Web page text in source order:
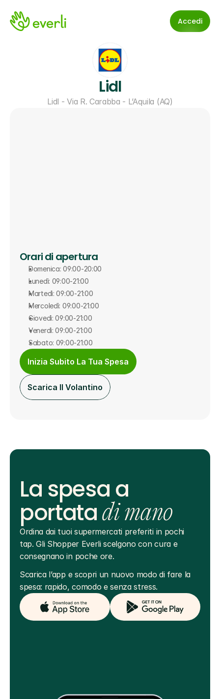
Accedi
Lidl
Lidl - Via R. Carabba - L’Aquila (AQ)
Orari di apertura
Domenica: 09:00-20:00
Lunedì: 09:00-21:00
Martedì: 09:00-21:00
Mercoledì: 09:00-21:00
Giovedì: 09:00-21:00
Venerdì: 09:00-21:00
Sabato: 09:00-21:00
Inizia Subito La Tua Spesa
Scarica Il Volantino
La spesa a
portatadi mano
Ordina dai tuoi supermercati preferiti in pochi
tap. Gli Shopper Everli scelgono con cura e
consegnano in poche ore.
Scarica l’app e scopri un nuovo modo di fare la
spesa: rapido, comodo e senza stress.